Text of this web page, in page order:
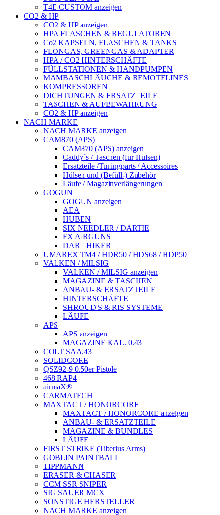
T4E CUSTOM anzeigen
CO2 & HP
CO2 & HP anzeigen
HPA FLASCHEN & REGULATOREN
Co2 KAPSELN, FLASCHEN & TANKS
FLONGAS, GREENGAS & ADAPTER
HPA / CO2 HINTERSCHÄFTE
FÜLLSTATIONEN & HANDPUMPEN
MAMBASCHLÄUCHE & REMOTELINES
KOMPRESSOREN
DICHTUNGEN & ERSATZTEILE
TASCHEN & AUFBEWAHRUNG
CO2 & HP anzeigen
NACH MARKE
NACH MARKE anzeigen
CAM870 (APS)
CAM870 (APS) anzeigen
Caddy´s / Taschen (für Hülsen)
Ersatzteile /Tuningparts / Accessoires
Hülsen und (Befüll-) Zubehör
Läufe / Magazinverlängerungen
GOGUN
GOGUN anzeigen
AEA
HUBEN
SIX NEEDLER / DARTIE
FX AIRGUNS
DART HIKER
UMAREX TM4 / HDR50 / HDS68 / HDP50
VALKEN / MILSIG
VALKEN / MILSIG anzeigen
MAGAZINE & TASCHEN
ANBAU- & ERSATZTEILE
HINTERSCHÄFTE
SHROUD'S & RIS SYSTEME
LÄUFE
APS
APS anzeigen
MAGAZINE KAL. 0.43
COLT SAA.43
SOLIDCORE
QSZ92-9 0.50er Pistole
468 RAP4
airmaX®
CARMATECH
MAXTACT / HONORCORE
MAXTACT / HONORCORE anzeigen
ANBAU- & ERSATZTEILE
MAGAZINE & BUNDLES
LÄUFE
FIRST STRIKE (Tiberius Arms)
GOBLIN PAINTBALL
TIPPMANN
ERASER & CHASER
CCM SSR SNIPER
SIG SAUER MCX
SONSTIGE HERSTELLER
NACH MARKE anzeigen